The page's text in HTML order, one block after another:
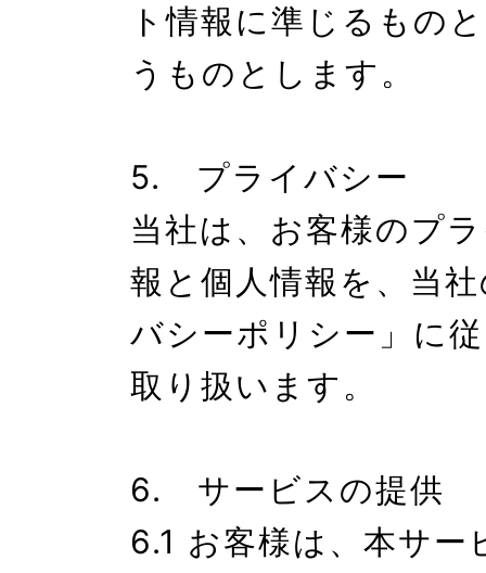
ト情報に準じるもの
うものとします。
5.　プライバシー
当社は、お客様のプ
報と個人情報を、当
バシーポリシー」に
取り扱います。
6.　サービスの提供
6.1 お客様は、本サー